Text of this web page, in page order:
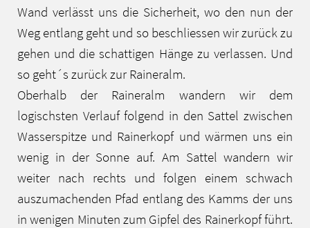
Wand verlässt uns die Sicherheit, wo den nun der
Weg entlang geht und so beschliessen wir zurück zu
gehen und die schattigen Hänge zu verlassen. Und
so geht´s zurück zur Raineralm.
Oberhalb der Raineralm wandern wir dem
logischsten Verlauf folgend in den Sattel zwischen
Wasserspitze und Rainerkopf und wärmen uns ein
wenig in der Sonne auf. Am Sattel wandern wir
weiter nach rechts und folgen einem schwach
auszumachenden Pfad entlang des Kamms der uns
in wenigen Minuten zum Gipfel des Rainerkopf führt.